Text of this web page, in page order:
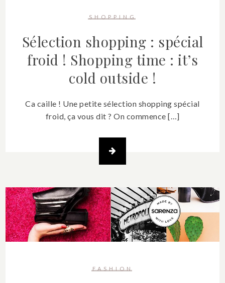
SHOPPING
Sélection shopping : spécial
froid ! Shopping time : it’s
cold outside !
Ca caille ! Une petite sélection shopping spécial
froid, ça vous dit ? On commence […]
FASHION